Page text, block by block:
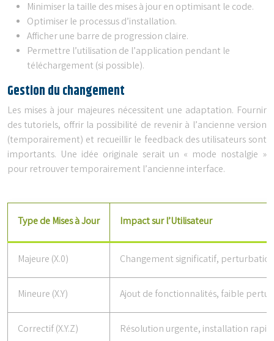
Minimiser la taille des mises à jour en optimisant le code.
Optimiser le processus d’installation.
Afficher une barre de progression claire.
Permettre l’utilisation de l’application pendant le
téléchargement (si possible).
Gestion du changement
Les mises à jour majeures nécessitent une adaptation. Fournir
des tutoriels, offrir la possibilité de revenir à l’ancienne version
(temporairement) et recueillir le feedback des utilisateurs sont
importants. Une idée originale serait un « mode nostalgie »
pour retrouver temporairement l’ancienne interface.
Type de Mises à Jour Impact sur l’Utilisateur
Majeure (X.0) Changement significatif,
Mineure (X.Y) Ajout de fonctionnalités, faible
Correctif (X.Y.Z) Résolution urgente, installation